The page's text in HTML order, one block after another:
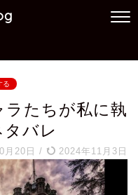
る
ラたちが私に執
バレ
月20日 / 2024年11月3日